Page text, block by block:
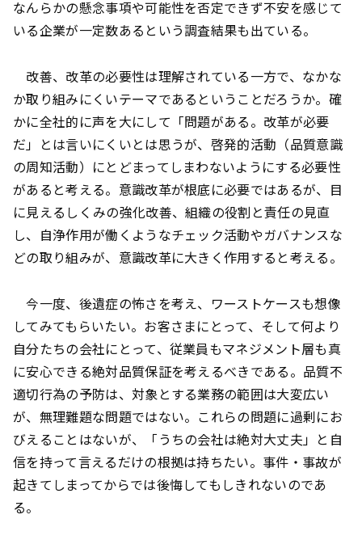
なんらかの懸念事項や可能性を否定できず不安を感じて
いる企業が一定数あるという調査結果も出ている。
改善、改革の必要性は理解されている一方で、なかな
か取り組みにくいテーマであるということだろうか。確
かに全社的に声を大にして「問題がある。改革が必要
だ」とは言いにくいとは思うが、啓発的活動（品質意識
の周知活動）にとどまってしまわないようにする必要性
があると考える。意識改革が根底に必要ではあるが、目
に見えるしくみの強化改善、組織の役割と責任の見直
し、自浄作用が働くようなチェック活動やガバナンスな
どの取り組みが、意識改革に大きく作用すると考える。
今一度、後遺症の怖さを考え、ワーストケースも想像
してみてもらいたい。お客さまにとって、そして何より
自分たちの会社にとって、従業員もマネジメント層も真
に安心できる絶対品質保証を考えるべきである。品質不
適切行為の予防は、対象とする業務の範囲は大変広い
が、無理難題な問題ではない。これらの問題に過剰にお
びえることはないが、「うちの会社は絶対大丈夫」と自
信を持って言えるだけの根拠は持ちたい。事件・事故が
起きてしまってからでは後悔してもしきれないのであ
る。